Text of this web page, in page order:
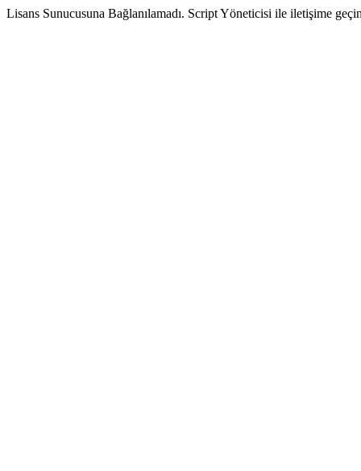
Lisans Sunucusuna Bağlanılamadı. Script Yöneticisi ile iletişime